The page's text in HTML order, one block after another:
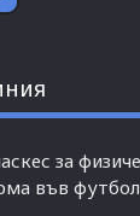
за
във